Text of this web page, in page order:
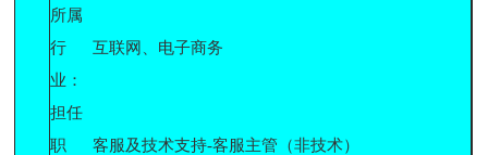
所属
行
业：
互联网、电子商务
担任
职
客服及技术支持-客服主管（非技术）